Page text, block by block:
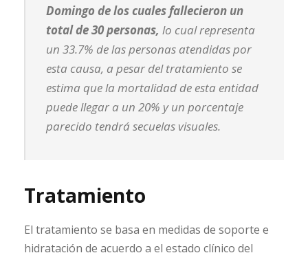
Domingo de los cuales fallecieron un
total de 30 personas, lo cual representa
un 33.7% de las personas atendidas por
esta causa, a pesar del tratamiento se
estima que la mortalidad de esta entidad
puede llegar a un 20% y un porcentaje
parecido tendrá secuelas visuales.
Tratamiento
El tratamiento se basa en medidas de soporte e
hidratación de acuerdo a el estado clínico del